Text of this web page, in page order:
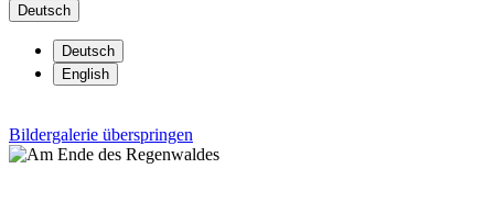
Deutsch
Deutsch
English
Bildergalerie überspringen